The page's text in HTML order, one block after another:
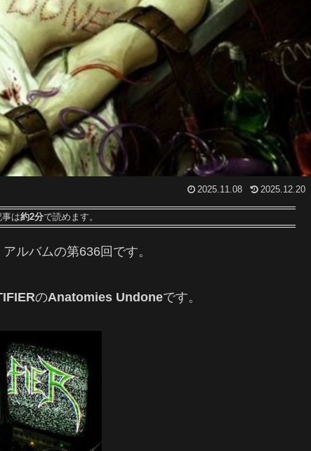
2025.11.08 2025.12.20
事は約2分で読めます。
ルバムの第636回です。
のAnatomies Undoneです。